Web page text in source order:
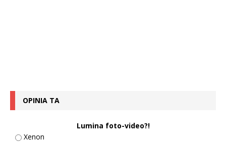
OPINIA TA
Lumina foto-video?!
Xenon